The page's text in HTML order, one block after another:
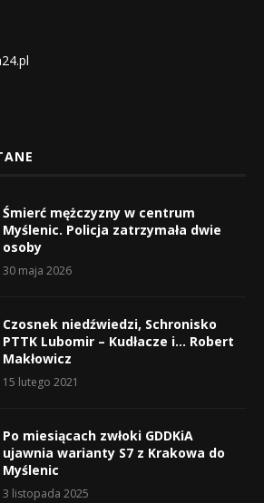
Śmierć mężczyzny w centrum
Myślenic. Policja zatrzymała dwie
osoby
30 maja 2026
Czosnek niedźwiedzi, Schronisko
PTTK Lubomir – Kudłacze i… Robert
Makłowicz
15 lutego 2021
Po miesiącach zwłoki GDDKiA
ujawnia warianty S7 z Krakowa do
Myślenic
3 listopada 2025